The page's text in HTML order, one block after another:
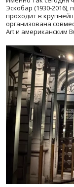
Эскобар (1930-
проходит в
организована
Art и американским